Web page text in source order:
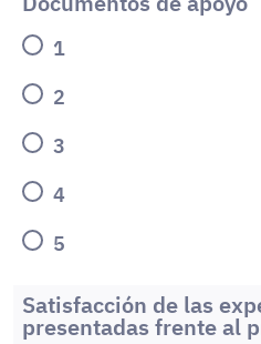
1
2
3
4
5
Satisfacción de las
presentadas frente al